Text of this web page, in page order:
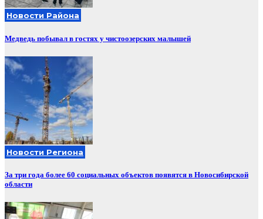
Новости Района
Медведь побывал в гостях у чистоозерских малышей
Новости Региона
За три года более 60 социальных объектов появятся в Новосибирской
области